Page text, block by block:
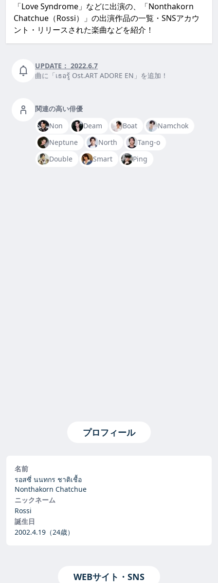
「Love Syndrome」などに出演の、「Nonthakorn
Chatchue（Rossi）」の出演作品の一覧・SNSアカウ
ント・リリースされた楽曲などを紹介！
UPDATE： 2022.6.7
曲に「เธอรู้ Ost.ART ADORE EN」を追加！
関連の高い俳優
Non
Deam Boat
Namchok
Neptune
North
Tang-o
Double
Smart Ping
プロフィール
名前
รอสซี่ นนทกร ชาติเชื้อ
Nonthakorn Chatchue
ニックネーム
Rossi
誕生日
2002.4.19 （24歳）
WEBサイト・SNS